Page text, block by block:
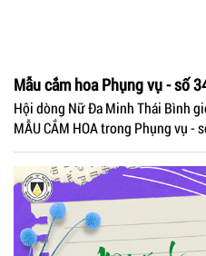
Mẫu cắm hoa Phụng vụ - số
Hội dòng Nữ Đa Minh Thái Bình
MẪU CẮM HOA trong Phụng vụ -